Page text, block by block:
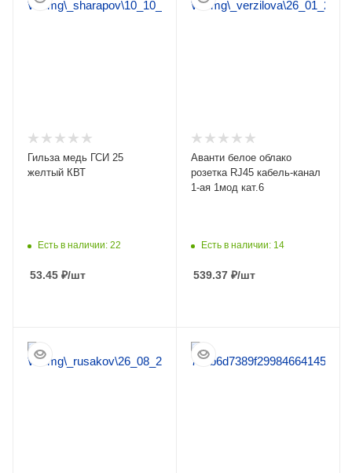
Гильза медь ГСИ 25
желтый КВТ
Есть в наличии: 22
53.45 ₽/шт
Аванти белое облако
розетка RJ45 кабель-канал
1-ая 1мод кат.6
Есть в наличии: 14
539.37 ₽/шт